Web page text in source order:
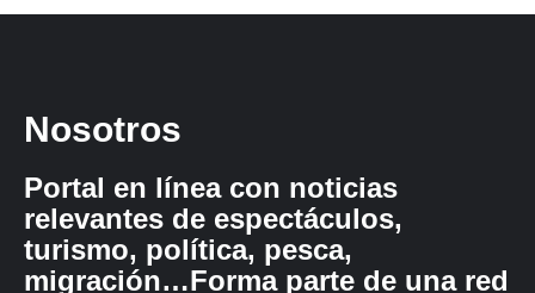
Nosotros
Portal en línea con noticias
relevantes de espectáculos,
turismo, política, pesca,
migración…Forma parte de una red